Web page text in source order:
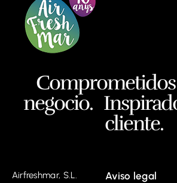
negocio.
cliente.
Airfreshmar, S.L.
Aviso legal